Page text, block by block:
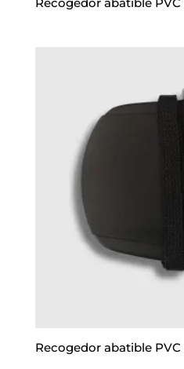
Recogedor abatible